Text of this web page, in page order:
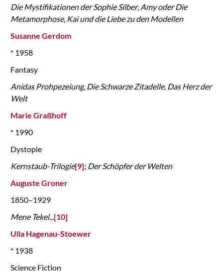
Die Mystifikationen der Sophie Silber, Amy oder Die
Metamorphose, Kai und die Liebe zu den Modellen
Susanne Gerdom
* 1958
Fantasy
Anidas Prohpezeiung, Die Schwarze Zitadelle, Das Herz der
Welt
Marie Graßhoff
* 1990
Dystopie
Kernstaub-Trilogie[9]; Der Schöpfer der Welten
Auguste Groner
1850–1929
Mene Tekel...[10]
Ulla Hagenau-Stoewer
* 1938
Science Fiction